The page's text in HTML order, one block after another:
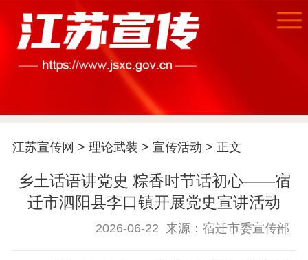
首页
公示公告
通知公告 信息公开制度
信息公开指南
信息公开年度报
江苏宣传网 > 理论武装 > 宣传活动 > 正文
乡土话语讲党史 粽香时节话初心——宿
迁市泗阳县李口镇开展党史宣讲活动
2026-06-22 来源：宿迁市委宣传部